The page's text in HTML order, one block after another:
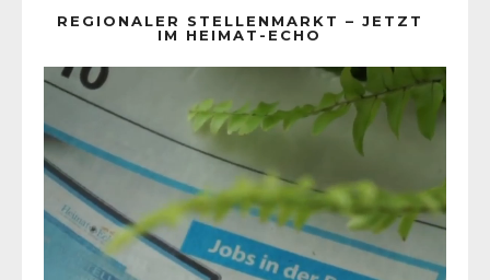
REGIONALER STELLENMARKT – JETZT
IM HEIMAT-ECHO
Player